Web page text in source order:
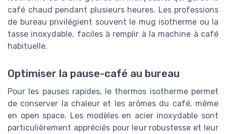
café chaud pendant plusieurs heures. Les professions
de bureau privilégient souvent le mug isotherme ou la
tasse inoxydable, faciles à remplir à la machine à café
habituelle.
Optimiser la pause-café au bureau
Pour les pauses rapides, le thermos isotherme permet
de conserver la chaleur et les arômes du café, même
en open space. Les modèles en acier inoxydable sont
particulièrement appréciés pour leur robustesse et leur